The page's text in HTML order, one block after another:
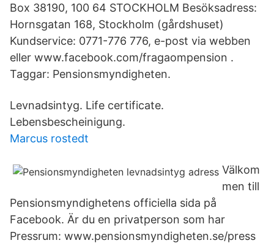
Box 38190, 100 64 STOCKHOLM Besöksadress:
Hornsgatan 168, Stockholm (gårdshuset)
Kundservice: 0771-776 776, e-post via webben
eller www.facebook.com/fragaompension .
Taggar: Pensionsmyndigheten.
Levnadsintyg. Life certificate.
Lebensbescheinigung.
Marcus rostedt
Välkom
men till
Pensionsmyndighetens officiella sida på
Facebook. Är du en privatperson som har
Pressrum: www.pensionsmyndigheten.se/press